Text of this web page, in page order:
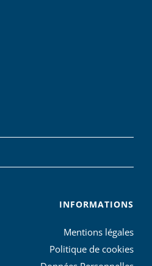
INFORMATIONS
Mentions légales
Politique de cookies